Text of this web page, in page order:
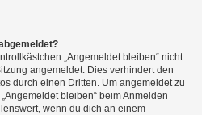
„Angemeldet bleiben“ nicht
angemeldet. Dies verhindert den
durch einen Dritten. Um angemeldet zu
bleiben“ beim Anmelden
wenn du dich an einem